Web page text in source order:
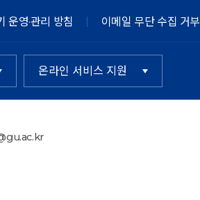
운영·관리 방침 이메일 무단 수집 거부
온라인 서비스 지원